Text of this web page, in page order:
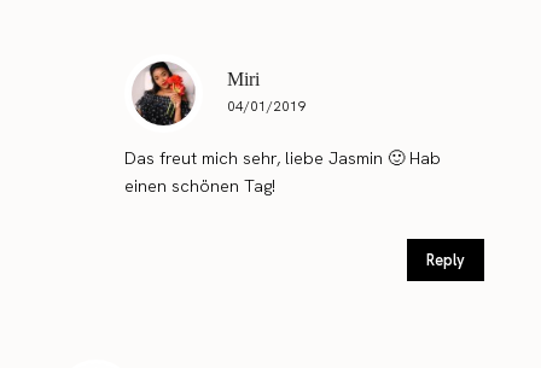
Miri
04/01/2019
Das freut mich sehr, liebe Jasmin 🙂 Hab
einen schönen Tag!
Reply